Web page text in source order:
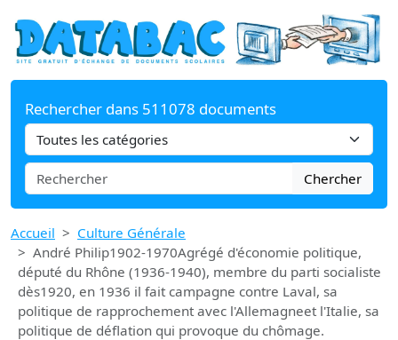
Rechercher dans 511078 documents
Chercher
Accueil
Culture Générale
André Philip1902-1970Agrégé d'économie politique,
député du Rhône (1936-1940), membre du parti socialiste
dès1920, en 1936 il fait campagne contre Laval, sa
politique de rapprochement avec l'Allemagneet l'Italie, sa
politique de déflation qui provoque du chômage.